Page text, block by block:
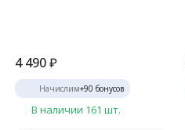
4 490₽
Начислим+90 бонусов
В наличии 161 шт.